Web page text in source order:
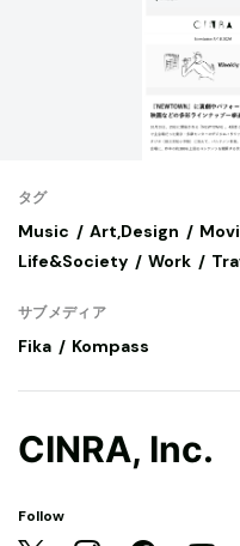
タグ
Music Art,Design
Life&Society
Work
サブメディア
Fika Kompass
CINRA, Inc.
Follow